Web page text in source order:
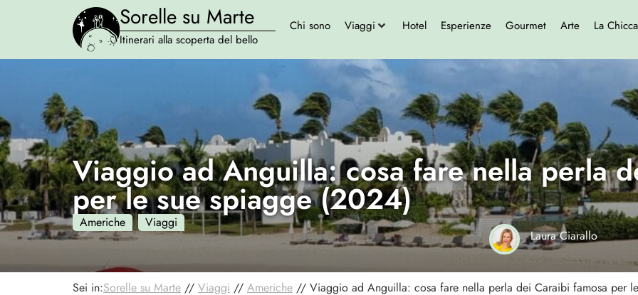
Sorelle su Marte
Itinerari alla scoperta del bello
Chi sono Viaggi Hotel Esperienze Gourmet Arte La Chicca
Viaggio ad Anguilla: cosa fare nella perla
per le sue spiagge (2024)
Americhe
Viaggi
Laura Ciarallo
Sei in:Sorelle su Marte // Viaggi // Americhe // Viaggio ad Anguilla: cosa fare nella perla dei Caraibi famosa per